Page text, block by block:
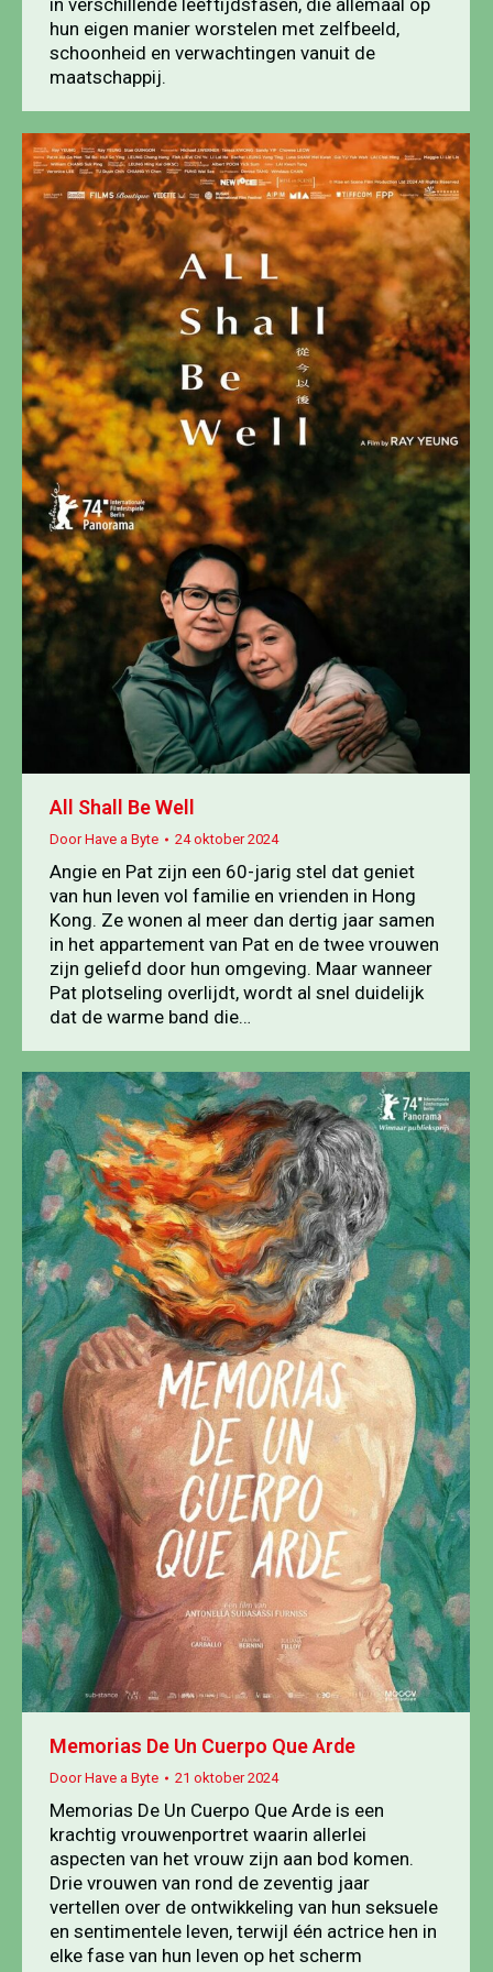
hun eigen manier worstelen met zelfbeeld,
schoonheid en verwachtingen vanuit de
maatschappij.
All Shall Be Well
DoorHave a Byte 24 oktober 2024
Angie en Pat zijn een 60-jarig stel dat geniet
van hun leven vol familie en vrienden in Hong
Kong. Ze wonen al meer dan dertig jaar samen
in het appartement van Pat en de twee vrouwen
zijn geliefd door hun omgeving. Maar wanneer
Pat plotseling overlijdt, wordt al snel duidelijk
dat de warme band die…
Memorias De Un Cuerpo Que Arde
DoorHave a Byte 21 oktober 2024
Memorias De Un Cuerpo Que Arde is een
krachtig vrouwenportret waarin allerlei
aspecten van het vrouw zijn aan bod komen.
Drie vrouwen van rond de zeventig jaar
vertellen over de ontwikkeling van hun seksuele
en sentimentele leven, terwijl één actrice hen in
elke fase van hun leven op het scherm